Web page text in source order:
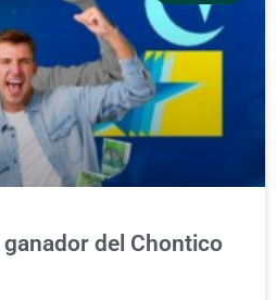
del Chontico